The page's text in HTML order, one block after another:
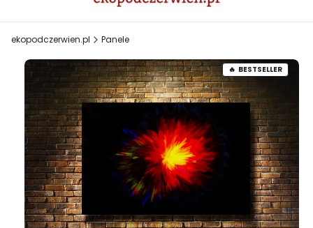
ekopodczerwien.pl Panele
BESTSELLER